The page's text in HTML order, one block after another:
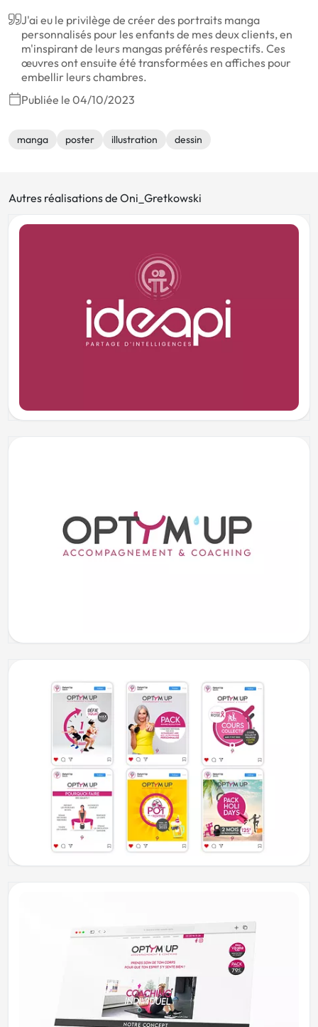
J'ai eu le privilège de créer des portraits manga
personnalisés pour les enfants de mes deux clients, en
m'inspirant de leurs mangas préférés respectifs. Ces
œuvres ont ensuite été transformées en affiches pour
embellir leurs chambres.
Publiée le 04/10/2023
manga poster illustration dessin
Autres réalisations de Oni_Gretkowski